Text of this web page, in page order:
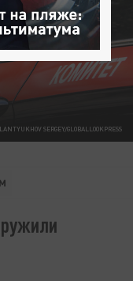
LANTYUKHOV SERGEY/GLOBALLOOKPRESS